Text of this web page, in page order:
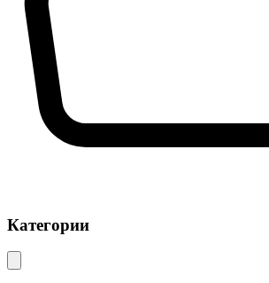
Категории